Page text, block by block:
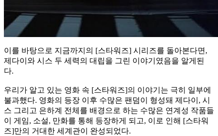
이를 바탕으로 지금까지의 [스타워즈] 시리즈를 돌아본다면,
제다이와 시스 두 세력의 대립을 그린 이야기였음을 알게된
다.
우리가 알고 있는 영화 속 [스타워즈]의 이야기는 극히 일부에
불과했다. 영화의 등장 이후 수많은 팬덤이 형성돼 제다이, 시
스 그리고 은하계 전체를 배경으로 하는 수많은 연계성 작품들
이 게임, 소설, 만화를 통해 등장하게 되고, 이로 인해 [스타워
즈]만의 거대한 세계관이 완성되었다.